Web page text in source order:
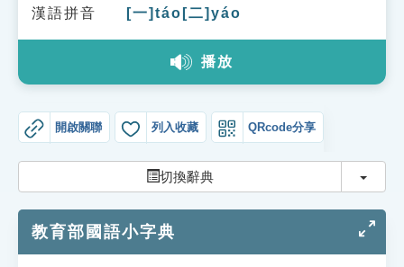
生命大百科索引
教學應用
貓頭鷹博士
漢語拼音 [一]táo[二]yáo
播放
開啟關聯 列入收藏 QRcode分享
切換辭典 切換
教育部國語小字典